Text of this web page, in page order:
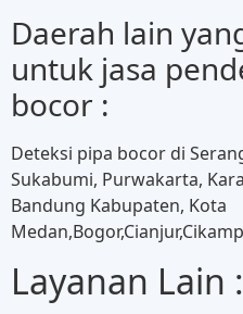
Daerah lain
untuk jasa
bocor :
Deteksi pipa bocor di
Sukabumi, Purwakarta,
Bandung Kabupaten, Kota
Layanan Lain :